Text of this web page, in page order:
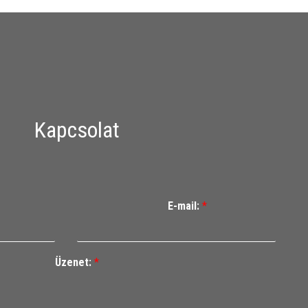
Kapcsolat
E-mail: *
Üzenet: *